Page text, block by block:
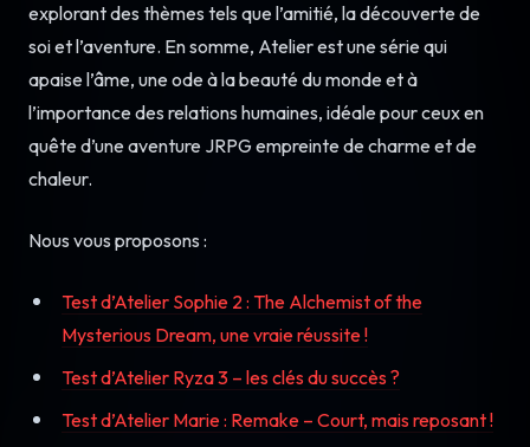
explorant des thèmes tels que l’amitié, la découverte de
soi et l’aventure. En somme, Atelier est une série qui
apaise l’âme, une ode à la beauté du monde et à
l’importance des relations humaines, idéale pour ceux en
quête d’une aventure JRPG empreinte de charme et de
chaleur.
Nous vous proposons :
Test d’Atelier Sophie 2 : The Alchemist of the
Mysterious Dream, une vraie réussite !
Test d’Atelier Ryza 3 – les clés du succès ?
Test d’Atelier Marie : Remake – Court, mais reposant !